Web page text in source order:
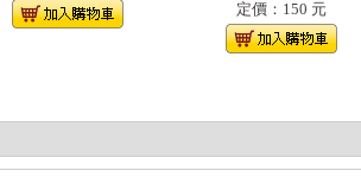
定價：150 元